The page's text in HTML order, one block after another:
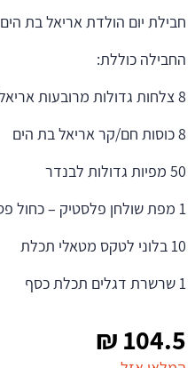
104.5
₪
חבילת יום הולדת אריאל בת הים 8 מזומנים
החבילה כוללת:
8 צלחות גדולות מרובעות אריאל בת הים
8 כוסות חם/קר אריאל בת הים
50 מפיות גדולות לבנדר
1 מפת שולחן פלסטיק – כחול פסטל
10 בלוני לטקס מטאלי תכלת
1 שרשרת דגלים תכלת כסף